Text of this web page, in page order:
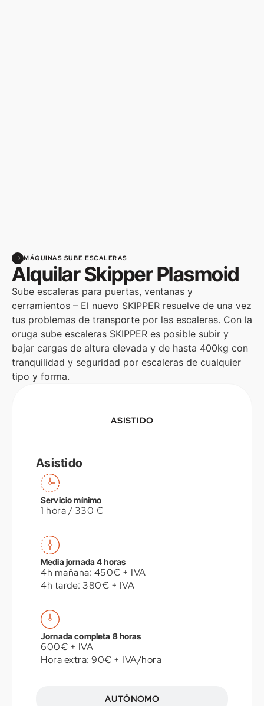
MÁQUINAS SUBE ESCALERAS
Alquilar Skipper Plasmoid
Sube escaleras para puertas, ventanas y
cerramientos – El nuevo SKIPPER resuelve de una vez
tus problemas de transporte por las escaleras. Con la
oruga sube escaleras SKIPPER es posible subir y
bajar cargas de altura elevada y de hasta 400kg con
tranquilidad y seguridad por escaleras de cualquier
tipo y forma.
ASISTIDO
AUTÓNOMO
Asistido
Servicio mínimo
1 hora / 330 €
Media jornada 4 horas
4h mañana: 450€ + IVA
4h tarde: 380€ + IVA
Jornada completa 8 horas
600€ + IVA
Hora extra: 90€ + IVA/hora